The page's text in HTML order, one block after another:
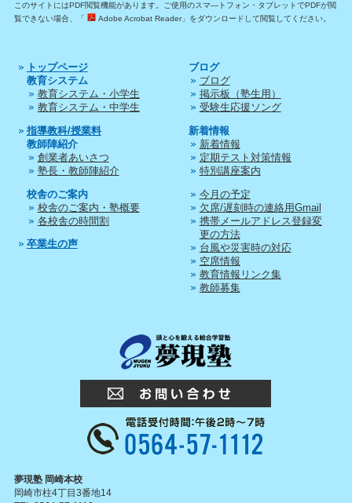
このサイトにはPDF閲覧機能があります。ご使用のスマ―トフォン・タブレットでPDFが閲
覧できない場合、「
Adobe Acrobat Reader」をダウンロードして閲覧してください。
トップページ
教育システム
教育システム・小学生
教育システム・中学生
指導教科/授業料
教師陣紹介
創業者あいさつ
塾長・教師陣紹介
校舎のご案内
校舎のご案内・塾概要
各校舎の時間割
卒業生の声
ブログ
ブログ
掲示板（塾生用）
受験生応援ソング
新着情報
新着情報
定期テスト対策情報
特別講座案内
今月の予定
欠席/遅刻時の連絡用Gmail
携帯メールアドレス登録変
更の方法
台風や災害時の対応
空席情報
教育情報リンク集
教師募集
夢現塾 岡崎本校
岡崎市柱4丁目3番地14